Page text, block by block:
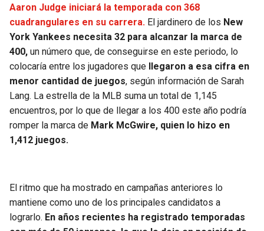
Aaron Judge iniciará la temporada con 368
cuadrangulares en su carrera. El jardinero de los New
York Yankees necesita 32 para alcanzar la marca de
400, un número que, de conseguirse en este periodo, lo
colocaría entre los jugadores que
llegaron a esa cifra en
menor cantidad de juegos, según información de Sarah
Lang. La estrella de la MLB suma un total de 1,145
encuentros, por lo que de llegar a los 400 este año podría
romper la marca de Mark McGwire, quien lo hizo en
1,412 juegos.
El ritmo que ha mostrado en campañas anteriores lo
mantiene como uno de los principales candidatos a
lograrlo. En años recientes ha registrado temporadas